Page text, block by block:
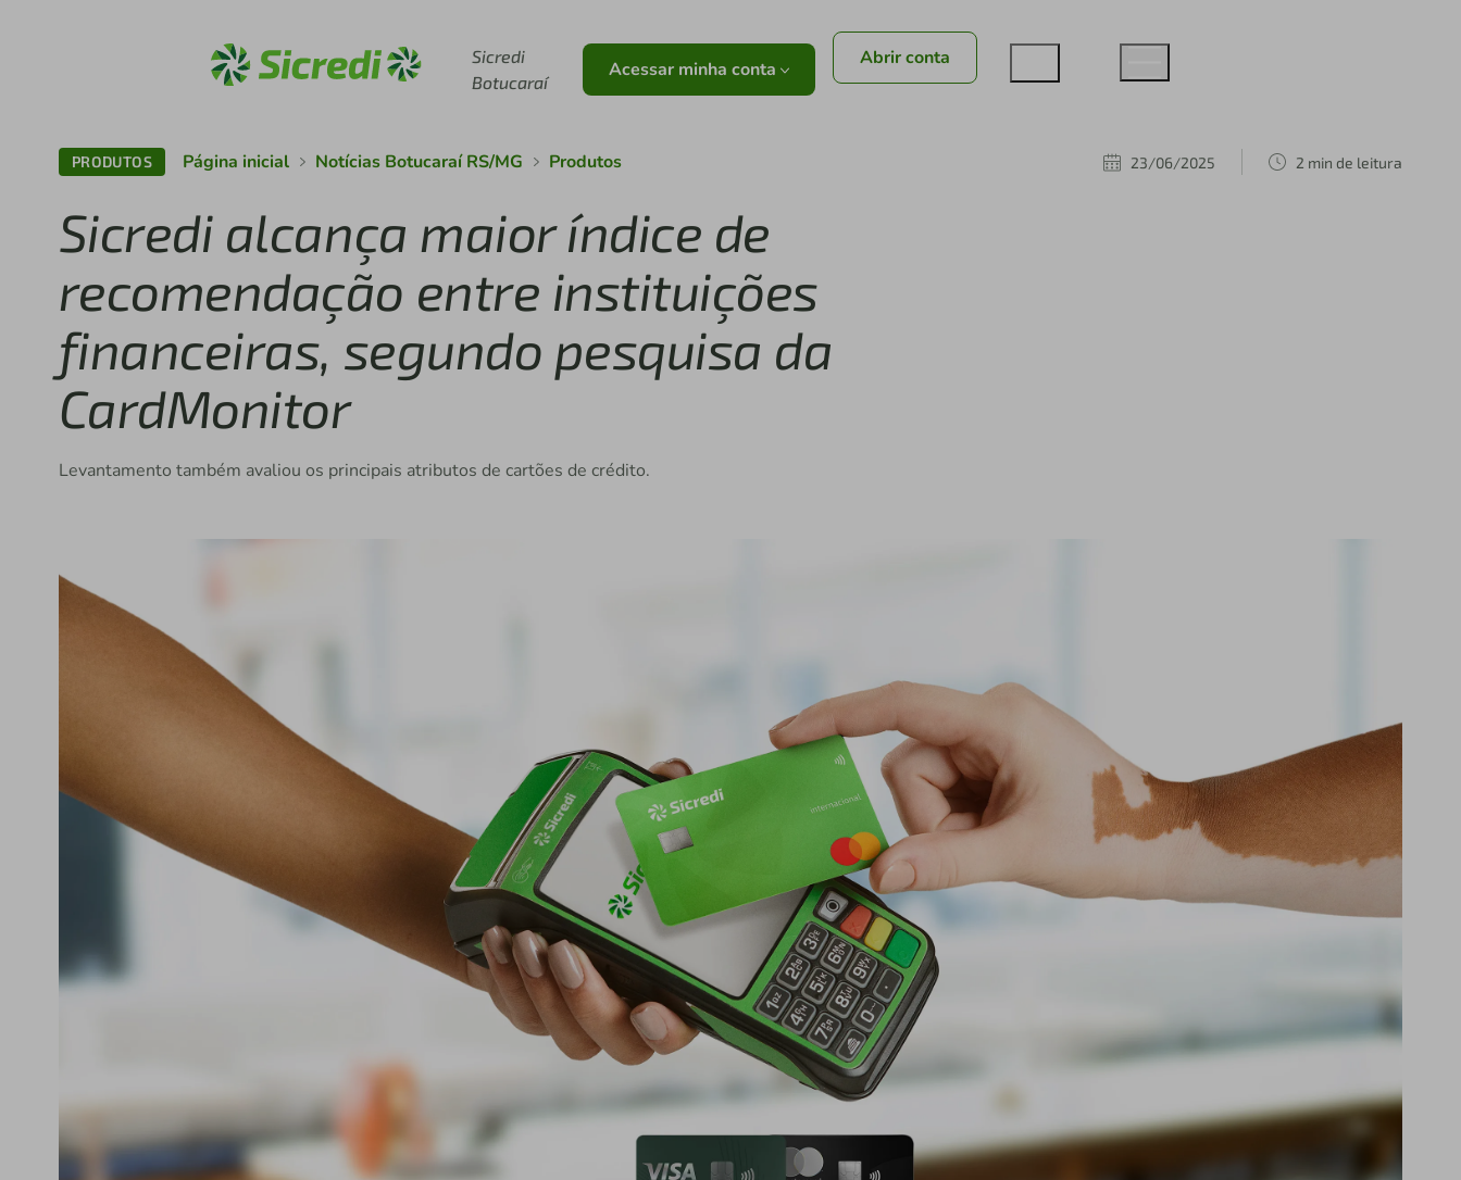
Sicredi
Botucaraí
Acessar minha conta Abrir conta
PRODUTOS Página inicial Notícias Botucaraí RS/MG Produtos 23/06/2025 2 min de leitura
Sicredi alcança maior índice de
recomendação entre instituições
financeiras, segundo pesquisa da
CardMonitor
Levantamento também avaliou os principais atributos de cartões de crédito.